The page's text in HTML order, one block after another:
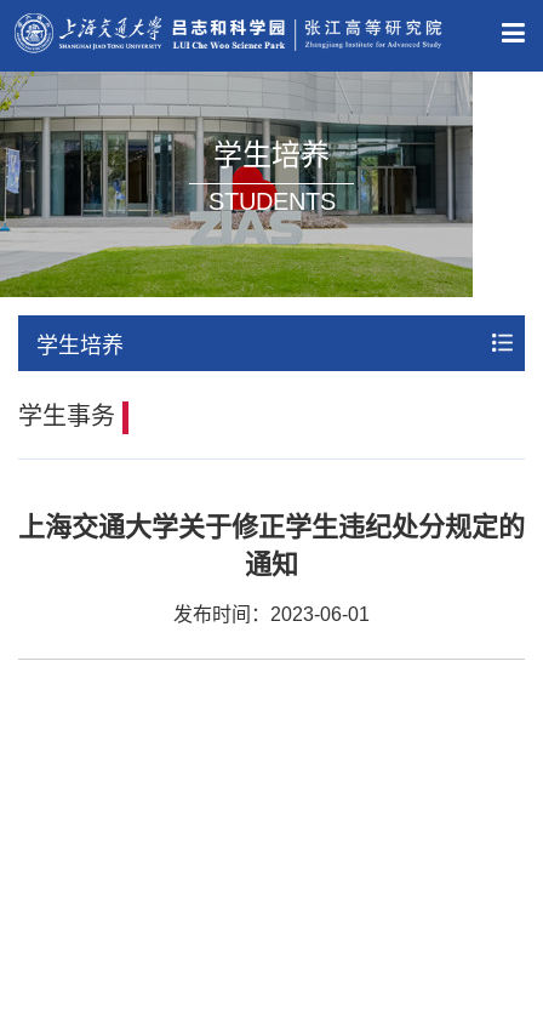
学生培养
STUDENTS
学生培养
学生事务
上海交通大学关于修正学生违纪处分规定的
通知
发布时间：2023-06-01